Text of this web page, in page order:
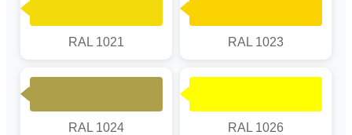
RAL 1021 RAL 1023
RAL 1024 RAL 1026